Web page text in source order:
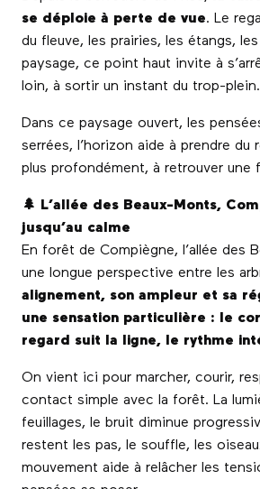
se déploie à perte de vue. Le
du fleuve, les prairies, les étangs,
paysage, ce point haut invite à
loin, à sortir un instant du trop-plein.
Dans ce paysage ouvert, les
serrées, l’horizon aide à prendre du
plus profondément, à retrouver une
🌲 L’allée des Beaux-Monts,
jusqu’au calme
En forêt de Compiègne, l’allée des
une longue perspective entre les
alignement, son ampleur et sa
une sensation particulière : le
regard suit la ligne, le rythme
On vient ici pour marcher, courir,
contact simple avec la forêt. La
feuillages, le bruit diminue
restent les pas, le souffle, les
mouvement aide à relâcher les